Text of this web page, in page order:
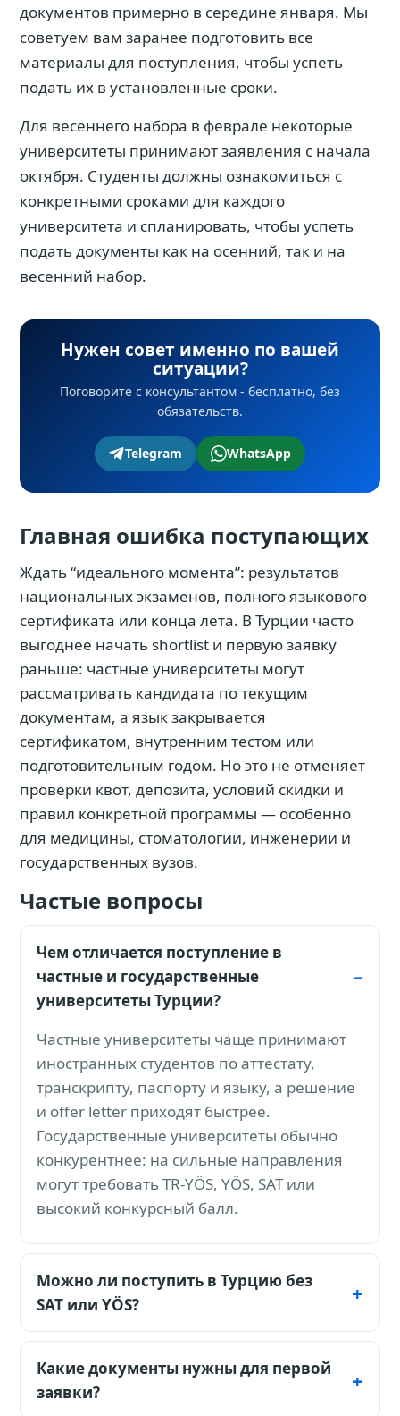
документов примерно в середине января. Мы
советуем вам заранее подготовить все
материалы для поступления, чтобы успеть
подать их в установленные сроки.
Для весеннего набора в феврале некоторые
университеты принимают заявления с начала
октября. Студенты должны ознакомиться с
конкретными сроками для каждого
университета и спланировать, чтобы успеть
подать документы как на осенний, так и на
весенний набор.
Нужен совет именно по вашей
ситуации?
Поговорите с консультантом - бесплатно, без
обязательств.
Telegram WhatsApp
Главная ошибка поступающих
Ждать “идеального момента”: результатов
национальных экзаменов, полного языкового
сертификата или конца лета. В Турции часто
выгоднее начать shortlist и первую заявку
раньше: частные университеты могут
рассматривать кандидата по текущим
документам, а язык закрывается
сертификатом, внутренним тестом или
подготовительным годом. Но это не отменяет
проверки квот, депозита, условий скидки и
правил конкретной программы — особенно
для медицины, стоматологии, инженерии и
государственных вузов.
Частые вопросы
Чем отличается поступление в
частные и государственные
университеты Турции?
Частные университеты чаще принимают
иностранных студентов по аттестату,
транскрипту, паспорту и языку, а решение
и offer letter приходят быстрее.
Государственные университеты обычно
конкурентнее: на сильные направления
могут требовать TR-YÖS, YÖS, SAT или
высокий конкурсный балл.
Можно ли поступить в Турцию без
SAT или YÖS?
Да, во многие частные университеты
Турции можно поступать без SAT и YÖS. Для
государственных вузов и топовых
Какие документы нужны для первой
заявки?